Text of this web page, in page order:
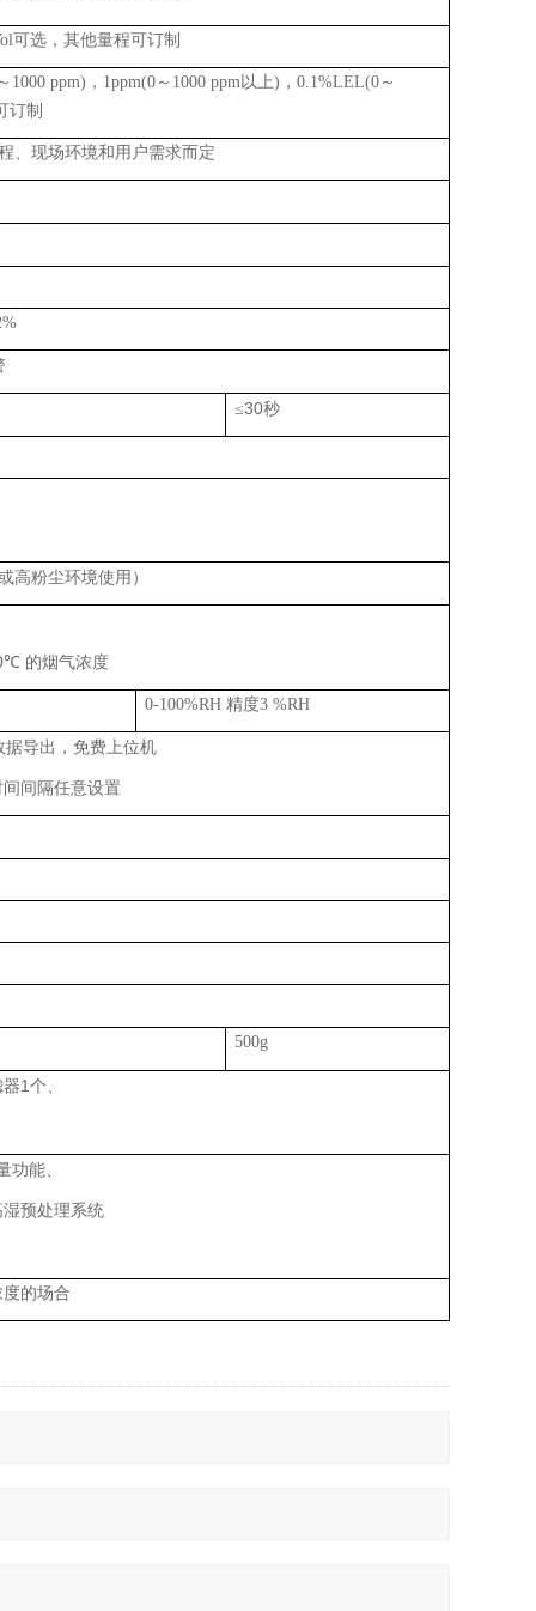
可选，其他量程可订制
1000 ppm) ， 1ppm(0 ～ 1000 ppm以上) ，0.1%LEL(0 ～
订制
、现场环境和用户需求而定
≤30秒
高粉尘环境使用）
℃ 的烟气浓度
0-100%RH精度3 %RH
导出，免费上位机
间隔任意设置
500g
1个、
功能、
预处理系统
的场合